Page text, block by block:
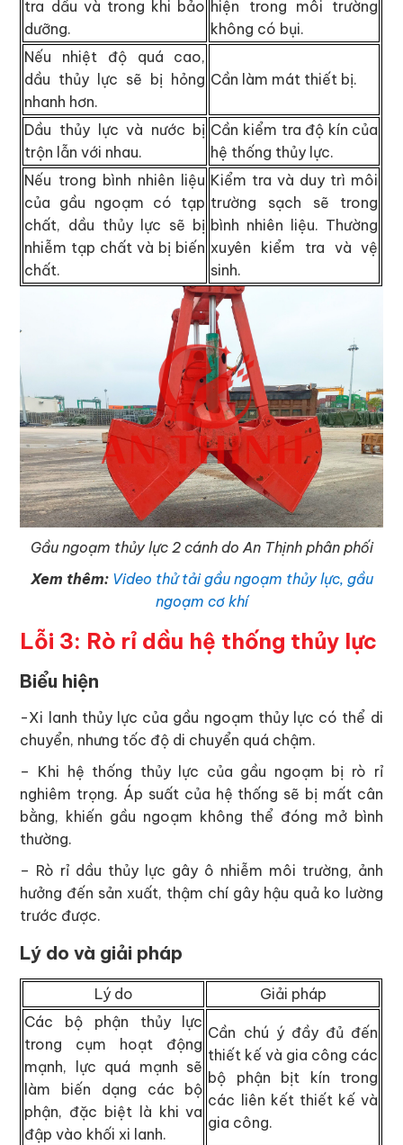
tra dầu và trong khi bảo
dưỡng.
hiện trong môi trường
không có bụi.
Nếu nhiệt độ quá cao,
dầu thủy lực sẽ bị hỏng
nhanh hơn.
Cần làm mát thiết bị.
Dầu thủy lực và nước bị
trộn lẫn với nhau.
Cần kiểm tra độ kín của
hệ thống thủy lực.
Nếu trong bình nhiên liệu
của gầu ngoạm có tạp
chất, dầu thủy lực sẽ bị
nhiễm tạp chất và bị biến
chất.
Kiểm tra và duy trì môi
trường sạch sẽ trong
bình nhiên liệu. Thường
xuyên kiểm tra và vệ
sinh.
Gầu ngoạm thủy lực 2 cánh do An Thịnh phân phối
Xem thêm: Video thử tải gầu ngoạm thủy lực, gầu
ngoạm cơ khí
Lỗi 3: Rò rỉ dầu hệ thống thủy lực
Biểu hiện
-Xi lanh thủy lực của gầu ngoạm thủy lực có thể di
chuyển, nhưng tốc độ di chuyển quá chậm.
– Khi hệ thống thủy lực của gầu ngoạm bị rò rỉ
nghiêm trọng. Áp suất của hệ thống sẽ bị mất cân
bằng, khiến gầu ngoạm không thể đóng mở bình
thường.
– Rò rỉ dầu thủy lực gây ô nhiễm môi trường, ảnh
hưởng đến sản xuất, thậm chí gây hậu quả ko lường
trước được.
Lý do và giải pháp
Lý do
Giải pháp
Các bộ phận thủy lực
trong cụm hoạt động
mạnh, lực quá mạnh sẽ
làm biến dạng các bộ
phận, đặc biệt là khi va
đập vào khối xi lanh.
Cần chú ý đầy đủ đến
thiết kế và gia công các
bộ phận bịt kín trong
các liên kết thiết kế và
gia công.